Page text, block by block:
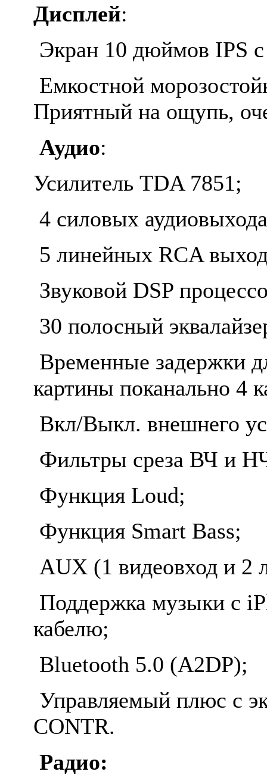
Дисплей:
Экран 10 дюймов IPS
Емкостной
Приятный на ощупь,
Аудио:
Усилитель TDA 7851;
4 силовых
5 линейных RCA
Звуковой DSP
30 полосный
Временные задержки
картины поканально 4
Вкл/Выкл. внешнего
Фильтры среза ВЧ и
Функция Loud;
Функция Smart Bass;
AUX (1 видеовход и 2
Поддержка музыки с
кабелю;
Bluetooth 5.0 (A2DP);
Управляемый плюс с
CONTR.
Радио: